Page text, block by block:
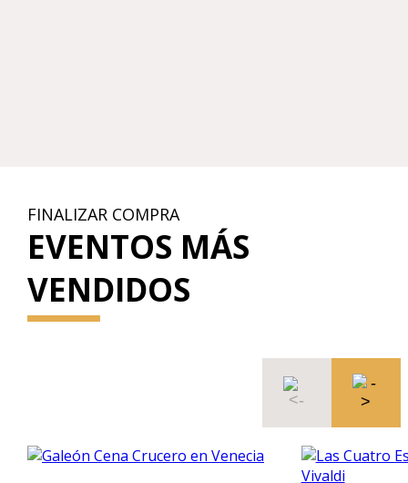
FINALIZAR COMPRA
EVENTOS MÁS
VENDIDOS